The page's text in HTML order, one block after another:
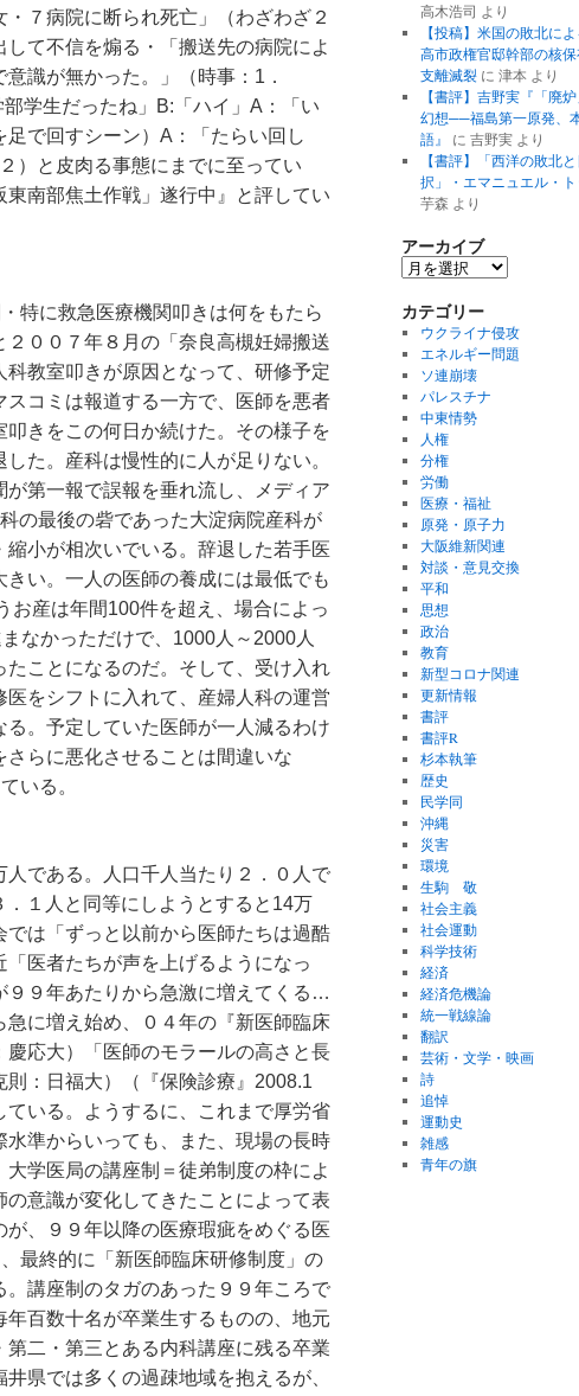
７病院に断られ死亡」（わざわざ２
て不信を煽る・「搬送先の病院によ
識が無かった。」（時事：1．
学生だったね」B:「ハイ」A：「い
で回すシーン）A：「たらい回し
）と皮肉る事態にまでに至ってい
南部焦土作戦」遂行中』と評してい
特に救急医療機関叩きは何をもたら
００７年８月の「奈良高槻妊婦搬送
教室叩きが原因となって、研修予定
コミは報道する一方で、医師を悪者
きをこの何日か続けた。その様子を
た。産科は慢性的に人が足りない。
第一報で誤報を垂れ流し、メディア
の最後の砦であった大淀病院産科が
小が相次いでいる。辞退した若手医
い。一人の医師の養成には最低でも
お産は年間100件を超え、場合によっ
なかっただけで、1000人～2000人
ことになるのだ。そして、受け入れ
をシフトに入れて、産婦人科の運営
。予定していた医師が一人減るわけ
らに悪化させることは間違いな
いる。
である。人口千人当たり２．０人で
１人と同等にしようとすると14万
は「ずっと以前から医師たちは過酷
医者たちが声を上げるようになっ
９９年あたりから急激に増えてくる…
に増え始め、０４年の『新医師臨床
応大）「医師のモラールの高さと長
：日福大）（『保険診療』2008.1
いる。ようするに、これまで厚労省
準からいっても、また、現場の長時
学医局の講座制＝徒弟制度の枠によ
意識が変化してきたことによって表
、９９年以降の医療瑕疵をめぐる医
最終的に「新医師臨床研修制度」の
講座制のタガのあった９９年ころで
百数十名が卒業生するものの、地元
二・第三とある内科講座に残る卒業
県では多くの過疎地域を抱えるが、
高木浩司 より
【投稿】米国の敗北に
高市政権官邸幹部の核
支離滅裂に 津本より
【書評】吉野実『「廃
幻想──福島第一原発、
語』
に 吉野実より
【書評】「西洋の敗北
択」・エマニュエル・
芋森 より
アーカイブ
ア
カ
イ
ブ
カテゴリー
ウクライナ侵攻
エネルギー問題
ソ連崩壊
パレスチナ
中東情勢
人権
分権
労働
医療・福祉
原発・原子力
大阪維新関連
対談・意見交換
平和
思想
政治
教育
新型コロナ関連
更新情報
書評
書評R
杉本執筆
歴史
民学同
沖縄
災害
環境
生駒 敬
社会主義
社会運動
科学技術
経済
経済危機論
統一戦線論
翻訳
芸術・文学・映画
詩
追悼
運動史
雑感
青年の旗